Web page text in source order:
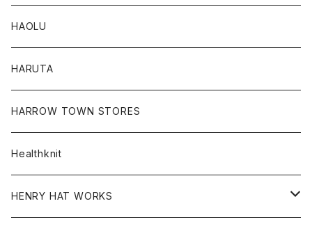
カーディガン
コート
トップス
シャツ
スウェット
レディース
カーディガン
コート
ボトム
パンツ
トップス
Tシャツ
ロンTEE
HAOLU
HARUTA
HARROW TOWN STORES
Healthknit
HENRY HAT WORKS